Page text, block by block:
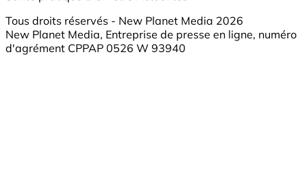
Tous droits réservés - New Planet Media 2026
New Planet Media, Entreprise de presse en ligne, numéro
d'agrément CPPAP 0526 W 93940